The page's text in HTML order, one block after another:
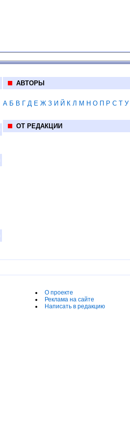
АВТОРЫ
А Б В Г Д Е Ж З И Й К Л М Н О П Р С Т У
ОТ РЕДАКЦИИ
О проекте
Реклама на сайте
Написать в редакцию